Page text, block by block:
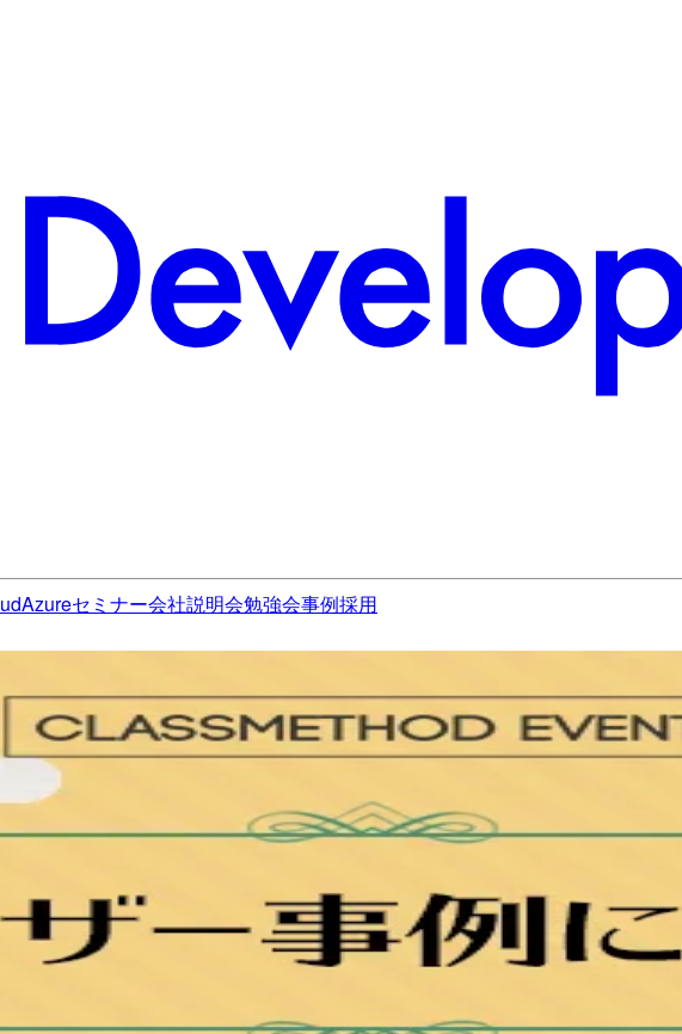
Azureセミナー会社説明会勉強会事例採用